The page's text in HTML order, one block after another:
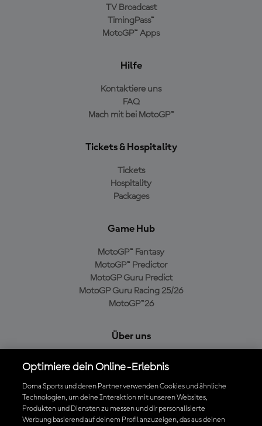
TV Broadcast
TimingPass™
MotoGP™ Apps
Hilfe
Kontaktiere uns
FAQ
Mach mit bei MotoGP™
Tickets & Hospitality
Tickets
Hospitality
Packages
Game Hub
MotoGP™ Fantasy
MotoGP™ Predictor
MotoGP Guru Predict
MotoGP Guru Racing 25/26
MotoGP™26
Über uns
Cookie-Richtlinien
Geschäftsbedingungen
Datenschutzrichtlinien
Kaufrichtlinie
Optimiere dein Online-Erlebnis
Dorna Sports und deren Partner verwenden Cookies und ähnliche
Technologien, um deine Interaktion mit unseren Websites,
Produkten und Diensten zu messen und dir personalisierte
Werbung basierend auf deinem Profil anzuzeigen, das aus deinen